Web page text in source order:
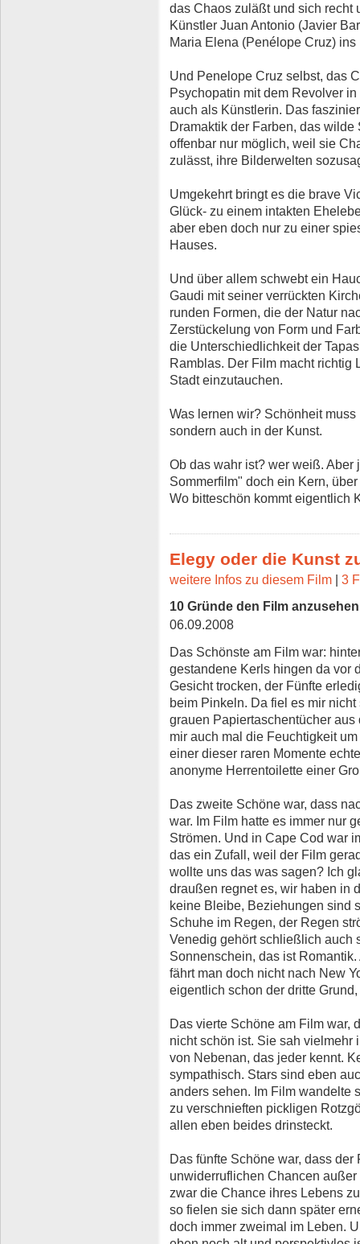
das Chaos zuläßt und sich recht
Künstler Juan Antonio (Javier
Maria Elena (Penélope Cruz) ins
Und Penelope Cruz selbst, das
Psychopatin mit dem Revolver
auch als Künstlerin. Das
Dramaktik der Farben, das
offenbar nur möglich, weil sie
zulässt, ihre Bilderwelten
Umgekehrt bringt es die brave
Glück- zu einem intakten
aber eben doch nur zu einer
Hauses.
Und über allem schwebt ein
Gaudi mit seiner verrückten
runden Formen, die der Natur
Zerstückelung von Form und
die Unterschiedlichkeit der
Ramblas. Der Film macht richtig
Stadt einzutauchen.
Was lernen wir? Schönheit
sondern auch in der Kunst.
Ob das wahr ist? wer weiß.
Sommerfilm" doch ein Kern,
Wo bitteschön kommt eigentlich
Elegy oder die Kunst
weitere Infos zu diesem Film | 3
10 Gründe den Film anzusehen
06.09.2008
Das Schönste am Film war:
gestandene Kerls hingen da vor
Gesicht trocken, der Fünfte
beim Pinkeln. Da fiel es mir
grauen Papiertaschentücher
mir auch mal die Feuchtigkeit
einer dieser raren Momente
anonyme Herrentoilette einer
Das zweite Schöne war, dass
war. Im Film hatte es immer nur
Strömen. Und in Cape Cod war
das ein Zufall, weil der Film
wollte uns das was sagen? Ich
draußen regnet es, wir haben in
keine Bleibe, Beziehungen sind
Schuhe im Regen, der Regen
Venedig gehört schließlich auch
Sonnenschein, das ist
fährt man doch nicht nach New
eigentlich schon der dritte
Das vierte Schöne am Film war,
nicht schön ist. Sie sah
von Nebenan, das jeder kennt.
sympathisch. Stars sind eben
anders sehen. Im Film wandelte
zu verschnieften pickligen
allen eben beides drinsteckt.
Das fünfte Schöne war, dass
unwiderruflichen Chancen
zwar die Chance ihres Lebens
so fielen sie sich dann später
doch immer zweimal im Leben.